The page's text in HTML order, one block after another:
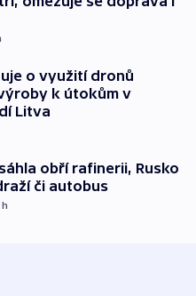
o využití dronů
k útokům v
Litva
obří rafinerii, Rusko
či autobus
h